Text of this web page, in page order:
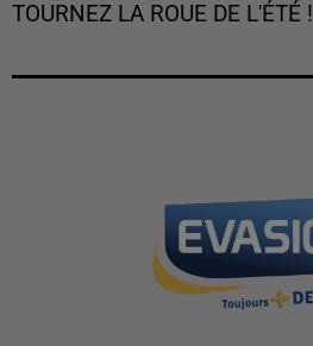
TOURNEZ LA ROUE DE L'ÉTÉ !